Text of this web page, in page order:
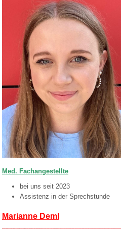
Med. Fachangestellte
bei uns seit 2023
Assistenz in der Sprechstunde
Marianne Deml